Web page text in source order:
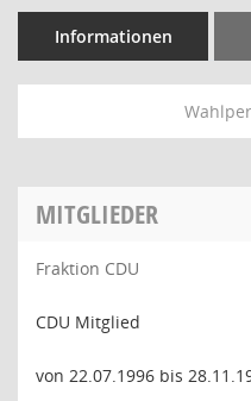
Informationen
MITGLIEDER
Fraktion CDU
CDU Mitglied
von 22.07.1996 bis